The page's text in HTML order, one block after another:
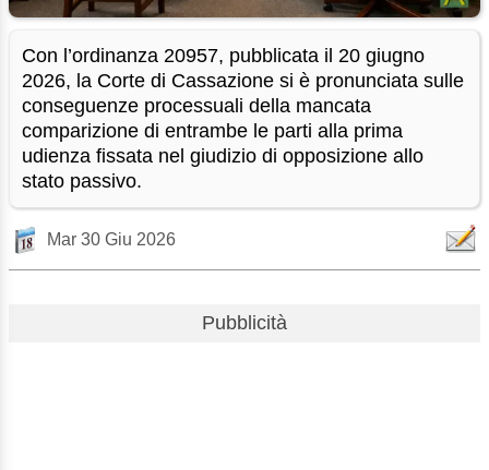
Con l’ordinanza 20957, pubblicata il 20 giugno
2026, la Corte di Cassazione si è pronunciata sulle
conseguenze processuali della mancata
comparizione di entrambe le parti alla prima
udienza fissata nel giudizio di opposizione allo
stato passivo.
Mar 30 Giu 2026
Pubblicità